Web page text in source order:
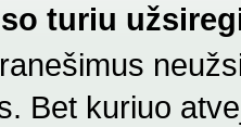
turiu
Bet kuriuo